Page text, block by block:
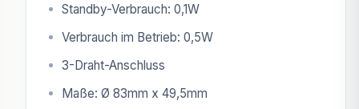
Standby-Verbrauch: 0,1W
Verbrauch im Betrieb: 0,5W
3-Draht-Anschluss
Maße: Ø 83mm x 49,5mm